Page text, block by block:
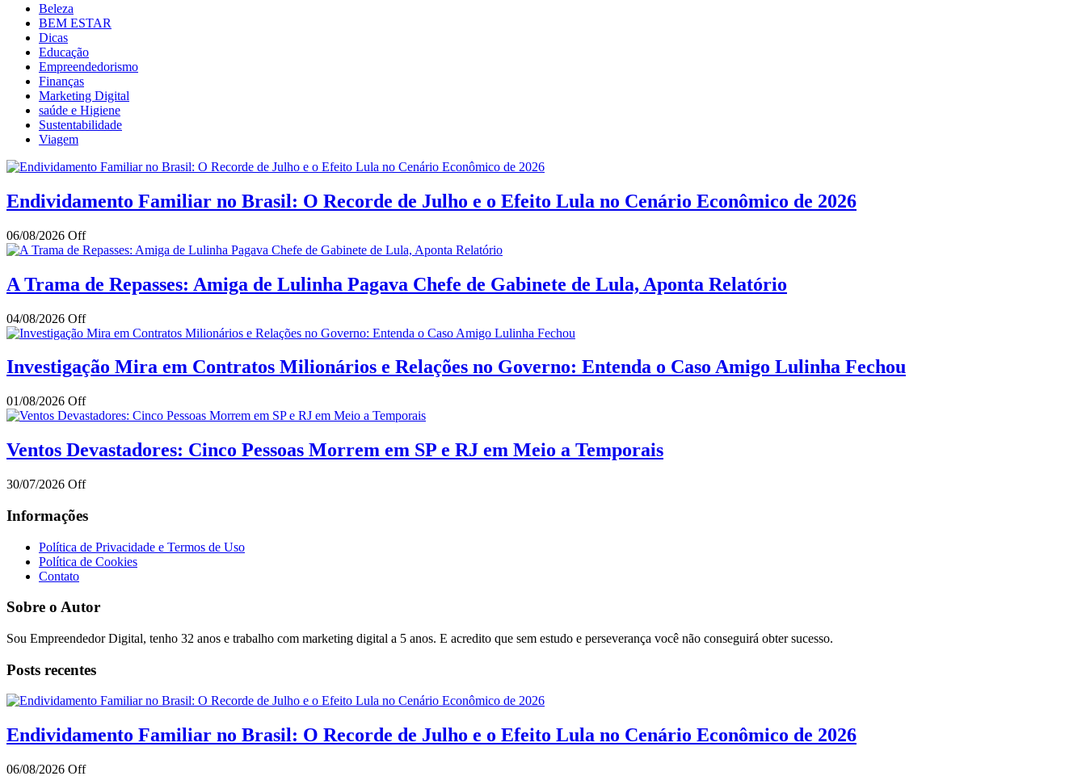
Beleza
BEM ESTAR
Dicas
Educação
Empreendedorismo
Finanças
Marketing Digital
saúde e Higiene
Sustentabilidade
Viagem
Endividamento Familiar no Brasil: O Recorde de Julho e o Efeito Lula no Cenário Econômico de 2026
06/08/2026 Off
A Trama de Repasses: Amiga de Lulinha Pagava Chefe de Gabinete de Lula, Aponta Relatório
04/08/2026 Off
Investigação Mira em Contratos Milionários e Relações no Governo: Entenda o Caso Amigo Lulinha Fechou
01/08/2026 Off
Ventos Devastadores: Cinco Pessoas Morrem em SP e RJ em Meio a Temporais
30/07/2026 Off
Informações
Política de Privacidade e Termos de Uso
Política de Cookies
Contato
Sobre o Autor
Sou Empreendedor Digital, tenho 32 anos e trabalho com marketing digital a 5 anos. E acredito que sem estudo e perseverança você não conseguirá obter sucesso.
Posts recentes
Endividamento Familiar no Brasil: O Recorde de Julho e o Efeito Lula no Cenário Econômico de 2026
06/08/2026 Off